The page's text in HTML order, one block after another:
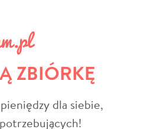
ZBIÓRKĘ
dla siebie,